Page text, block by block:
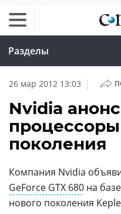
Разделы
26 мар 2012 13:03 |
Nvidia
поколения
Компания Nvidia
GeForce GTX 680 на
нового поколения